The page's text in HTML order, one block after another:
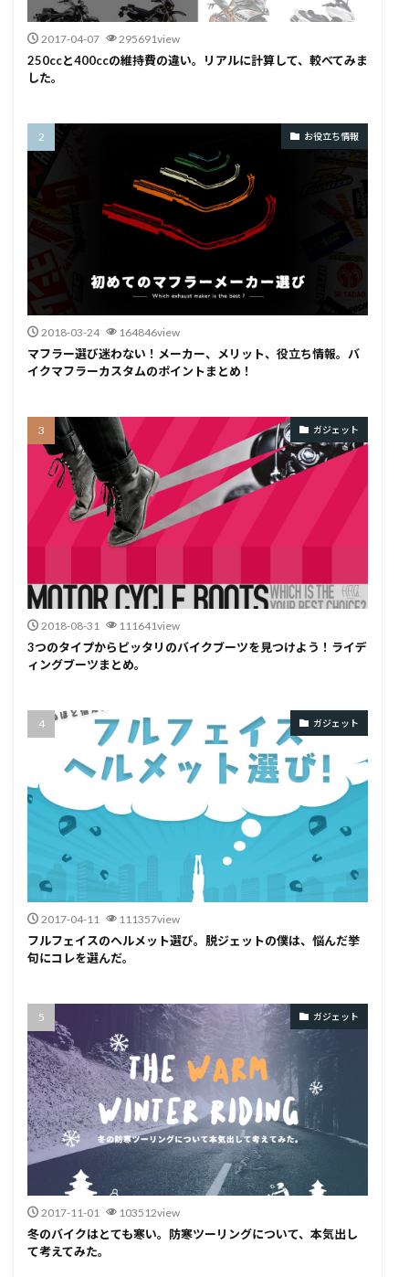
2017-04-07 295691view
250ccと400ccの維持費の違い。リアルに計算して、較べてみま
した。
お役立ち情報
2018-03-24 164846view
マフラー選び迷わない！メーカー、メリット、役立ち情報。バ
イクマフラーカスタムのポイントまとめ！
ガジェット
2018-08-31 111641view
3つのタイプからピッタリのバイクブーツを見つけよう！ライデ
ィングブーツまとめ。
ガジェット
2017-04-11 111357view
フルフェイスのヘルメット選び。脱ジェットの僕は、悩んだ挙
句にコレを選んだ。
ガジェット
2017-11-01 103512view
冬のバイクはとても寒い。防寒ツーリングについて、本気出し
て考えてみた。